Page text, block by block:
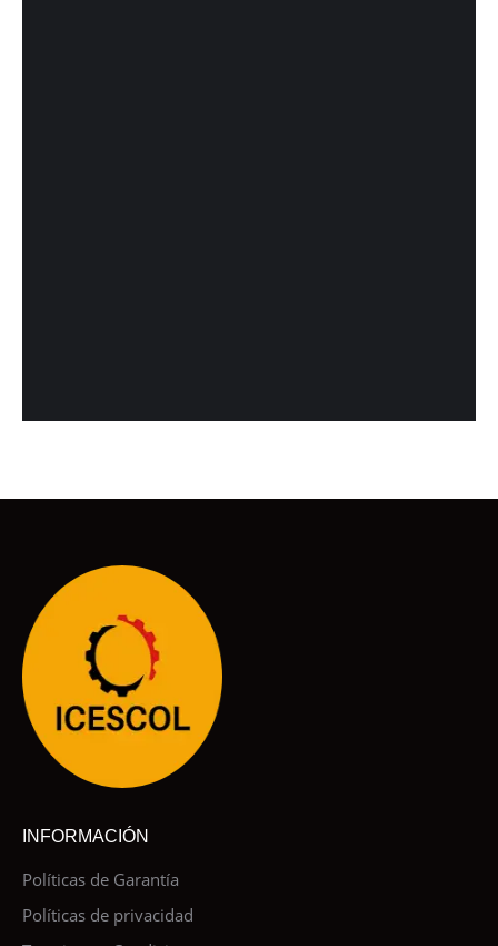
INFORMACIÓN
Políticas de Garantía
Políticas de privacidad